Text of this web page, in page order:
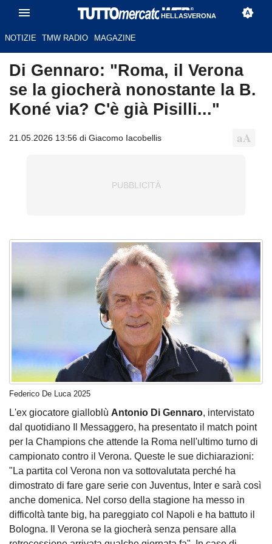
HELLASVERONA
NOTIZIE TMW RADIO MAGAZINE
Di Gennaro: "Roma, il Verona
se la giocherà nonostante la B.
Koné via? C'è già Pisilli..."
21.05.2026 13:56 di Giacomo Iacobellis
Federico De Luca 2025
L'ex giocatore gialloblù Antonio Di Gennaro, intervistato
dal quotidiano Il Messaggero, ha presentato il match point
per la Champions che attende la Roma nell'ultimo turno di
campionato contro il Verona. Queste le sue dichiarazioni:
"La partita col Verona non va sottovalutata perché ha
dimostrato di fare gare serie con Juventus, Inter e sarà così
anche domenica. Nel corso della stagione ha messo in
difficoltà tante big, ha pareggiato col Napoli e ha battuto il
Bologna. Il Verona se la giocherà senza pensare alla